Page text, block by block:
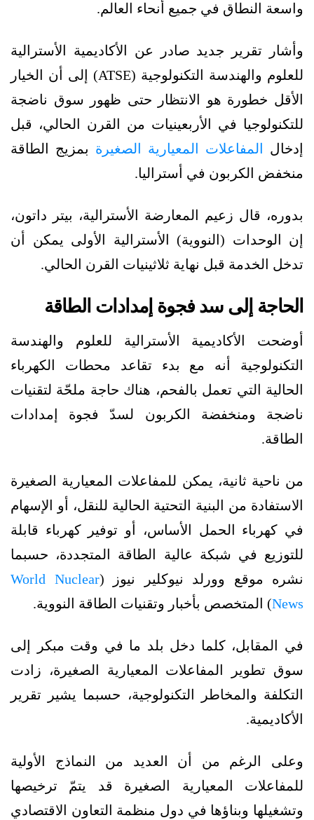
واسعة النطاق في جميع أنحاء العالم.
وأشار تقرير جديد صادر عن الأكاديمية الأسترالية
للعلوم والهندسة التكنولوجية (ATSE) إلى أن الخيار
الأقل خطورة هو الانتظار حتى ظهور سوق ناضجة
للتكنولوجيا في الأربعينيات من القرن الحالي، قبل
إدخال
المفاعلات المعيارية الصغيرة بمزيج الطاقة
منخفض الكربون في أستراليا.
بدوره، قال زعيم المعارضة الأسترالية، بيتر داتون،
إن الوحدات (النووية) الأسترالية الأولى يمكن أن
تدخل الخدمة قبل نهاية ثلاثينيات القرن الحالي.
الحاجة إلى سد فجوة إمدادات الطاقة
أوضحت الأكاديمية الأسترالية للعلوم والهندسة
التكنولوجية أنه مع بدء تقاعد محطات الكهرباء
الحالية التي تعمل بالفحم، هناك حاجة ملحّة لتقنيات
ناضجة ومنخفضة الكربون لسدّ فجوة إمدادات
الطاقة.
من ناحية ثانية، يمكن للمفاعلات المعيارية الصغيرة
الاستفادة من البنية التحتية الحالية للنقل، أو الإسهام
في كهرباء الحمل الأساس، أو توفير كهرباء قابلة
للتوزيع في شبكة عالية الطاقة المتجددة، حسبما
نشره موقع وورلد نيوكلير نيوز (World Nuclear
News) المتخصص بأخبار وتقنيات الطاقة النووية.
في المقابل، كلما دخل بلد ما في وقت مبكر إلى
سوق تطوير المفاعلات المعيارية الصغيرة، زادت
التكلفة والمخاطر التكنولوجية، حسبما يشير تقرير
الأكاديمية.
وعلى الرغم من أن العديد من النماذج الأولية
للمفاعلات المعيارية الصغيرة قد يتمّ ترخيصها
وتشغيلها وبناؤها في دول منظمة التعاون الاقتصادي